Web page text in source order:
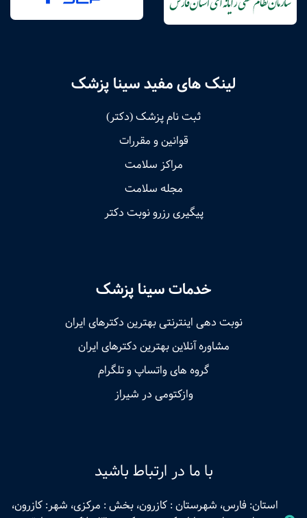
لینک های مفید سینا پزشک
ثبت نام پزشک (دکتر)
قوانین و مقررات
مراکز سلامت
مجله سلامت
پیگیری رزرو نوبت دکتر
خدمات سینا پزشک
نوبت‌ دهی اینترنتی بهترین دکترهای ایران
مشاوره آنلاین بهترین دکترهای ایران
گروه های واتساپ و تلگرام
وازکتومی در شیراز
با ما در ارتباط باشید
استان: فارس، شهرستان : کازرون، بخش : مرکزی، شهر: کازرون،